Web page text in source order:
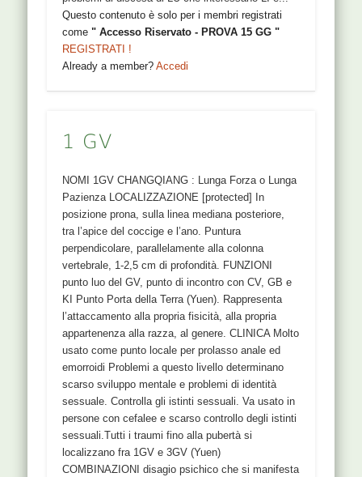
Questo contenuto è solo per i membri registrati
come" Accesso Riservato - PROVA 15 GG "
REGISTRATI !
Already a member?Accedi
1 GV
NOMI 1GV CHANGQIANG : Lunga Forza o Lunga
Pazienza LOCALIZZAZIONE [protected] In
posizione prona, sulla linea mediana posteriore,
tra l’apice del coccige e l’ano. Puntura
perpendicolare, parallelamente alla colonna
vertebrale, 1-2,5 cm di profondità. FUNZIONI
punto luo del GV, punto di incontro con CV, GB e
KI Punto Porta della Terra (Yuen). Rappresenta
l’attaccamento alla propria fisicità, alla propria
appartenenza alla razza, al genere. CLINICA Molto
usato come punto locale per prolasso anale ed
emorroidi Problemi a questo livello determinano
scarso sviluppo mentale e problemi di identità
sessuale. Controlla gli istinti sessuali. Va usato in
persone con cefalee e scarso controllo degli istinti
sessuali.Tutti i traumi fino alla pubertà si
localizzano fra 1GV e 3GV (Yuen)
COMBINAZIONI disagio psichico che si manifesta